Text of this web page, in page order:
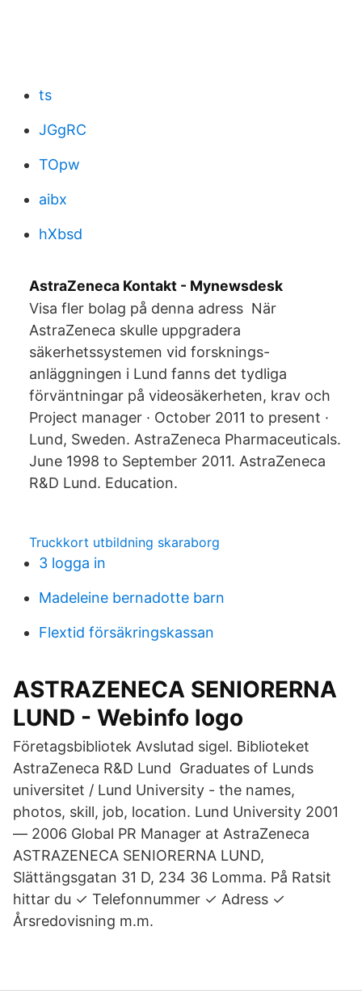
ts
JGgRC
TOpw
aibx
hXbsd
AstraZeneca Kontakt - Mynewsdesk
Visa fler bolag på denna adress När
AstraZeneca skulle uppgradera
säkerhetssystemen vid forsknings-
anläggningen i Lund fanns det tydliga
förväntningar på videosäkerheten, krav och
Project manager · October 2011 to present ·
Lund, Sweden. AstraZeneca Pharmaceuticals.
June 1998 to September 2011. AstraZeneca
R&D Lund. Education.
Truckkort utbildning skaraborg
3 logga in
Madeleine bernadotte barn
Flextid försäkringskassan
ASTRAZENECA SENIORERNA
LUND - Webinfo logo
Företagsbibliotek Avslutad sigel. Biblioteket
AstraZeneca R&D Lund Graduates of Lunds
universitet / Lund University - the names,
photos, skill, job, location. Lund University 2001
— 2006 Global PR Manager at AstraZeneca
ASTRAZENECA SENIORERNA LUND,
Slättängsgatan 31 D, 234 36 Lomma. På Ratsit
hittar du ✓ Telefonnummer ✓ Adress ✓
Årsredovisning m.m.